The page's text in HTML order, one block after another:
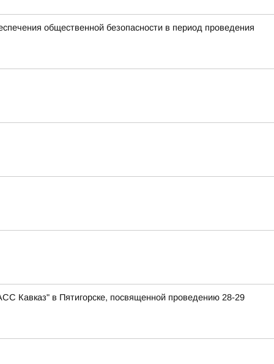
общественной безопасности в период проведения
Кавказ" в Пятигорске, посвященной проведению 28-29